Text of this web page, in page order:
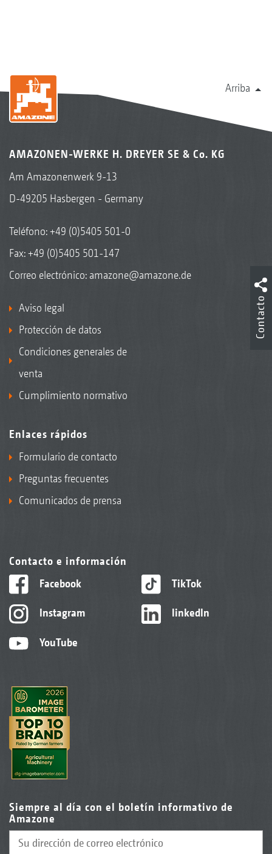
Arriba
AMAZONEN-WERKE H. DREYER SE & Co. KG
Am Amazonenwerk 9-13
D-49205 Hasbergen - Germany
Teléfono:+49 (0)5405 501-0
Fax: +49 (0)5405 501-147
Correo electrónico: amazone@amazone.de
Aviso legal
Protección de datos
Condiciones generales de
venta
Cumplimiento normativo
Enlaces rápidos
Formulario de contacto
Preguntas frecuentes
Comunicados de prensa
Contacto e información
Facebook
Instagram
YouTube
TikTok
linkedIn
Siempre al día con el boletín informativo de
Amazone
Contacto